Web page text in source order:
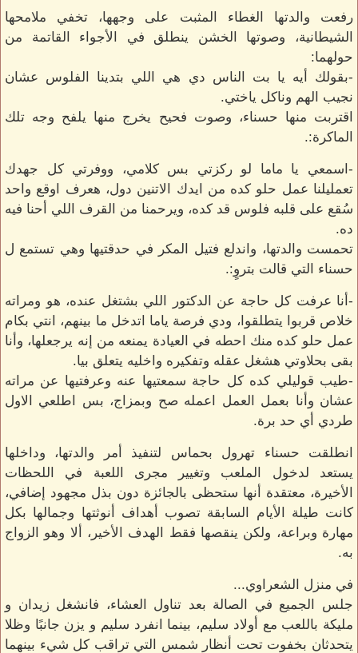
رفعت والدتها الغطاء المثبت على وجهها، تخفي ملامحها
الشيطانية، وصوتها الخشن ينطلق في الأجواء القاتمة من
حولهما:
-بقولك أيه يا بت الناس دي هي اللي بتدينا الفلوس عشان
نجيب الهم وناكل ياختي.
اقتربت منها حسناء، وصوت فحيح يخرج منها يلفح وجه تلك
الماكرة:.
-اسمعي يا ماما لو ركزتي بس كلامي، ووفرتي كل جهدك
تعمليلنا عمل حلو كده من ايدك الاتنين دول، هعرف اوقع واحد
سُقع على قلبه فلوس قد كده، ويرحمنا من القرف اللي أحنا فيه
ده.
تحمست والدتها، واندلع فتيل المكر في حدقتيها وهي تستمع ل
حسناء التي قالت بتروٍ:.
-أنا عرفت كل حاجة عن الدكتور اللي بشتغل عنده، هو ومراته
خلاص قربوا يتطلقوا، ودي فرصة ياما اتدخل ما بينهم، انتي بكام
عمل حلو كده منك احطه في العيادة يمنعه من إنه يرجعلها، وأنا
بقى بحلاوتي هشغل عقله وتفكيره واخليه يتعلق بيا.
-طيب قوليلي كده كل حاجة سمعتيها عنه وعرفتيها عن مراته
عشان وأنا بعمل العمل اعمله صح وبمزاج، بس اطلعي الاول
طردي أي حد برة.
انطلقت حسناء تهرول بحماس لتنفيذ أمر والدتها، وداخلها
يستعد لدخول الملعب وتغيير مجرى اللعبة في اللحظات
الأخيرة، معتقدة أنها ستحظى بالجائزة دون بذل مجهود إضافي،
كانت طيلة الأيام السابقة تصوب أهداف أنوثتها وجمالها بكل
مهارة وبراعة، ولكن ينقصها فقط الهدف الأخير، ألا وهو الزواج
به.
في منزل الشعراوي...
جلس الجميع في الصالة بعد تناول العشاء، فانشغل زيدان و
مليكة باللعب مع أولاد سليم، بينما انفرد سليم و يزن جانبًا وظلا
يتحدثان بخفوت تحت أنظار شمس التي تراقب كل شيء بينهما